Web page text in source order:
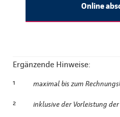
Online
Ergänzende Hinweise:
¹ maximal bis zum
² inklusive der Vorleistung der